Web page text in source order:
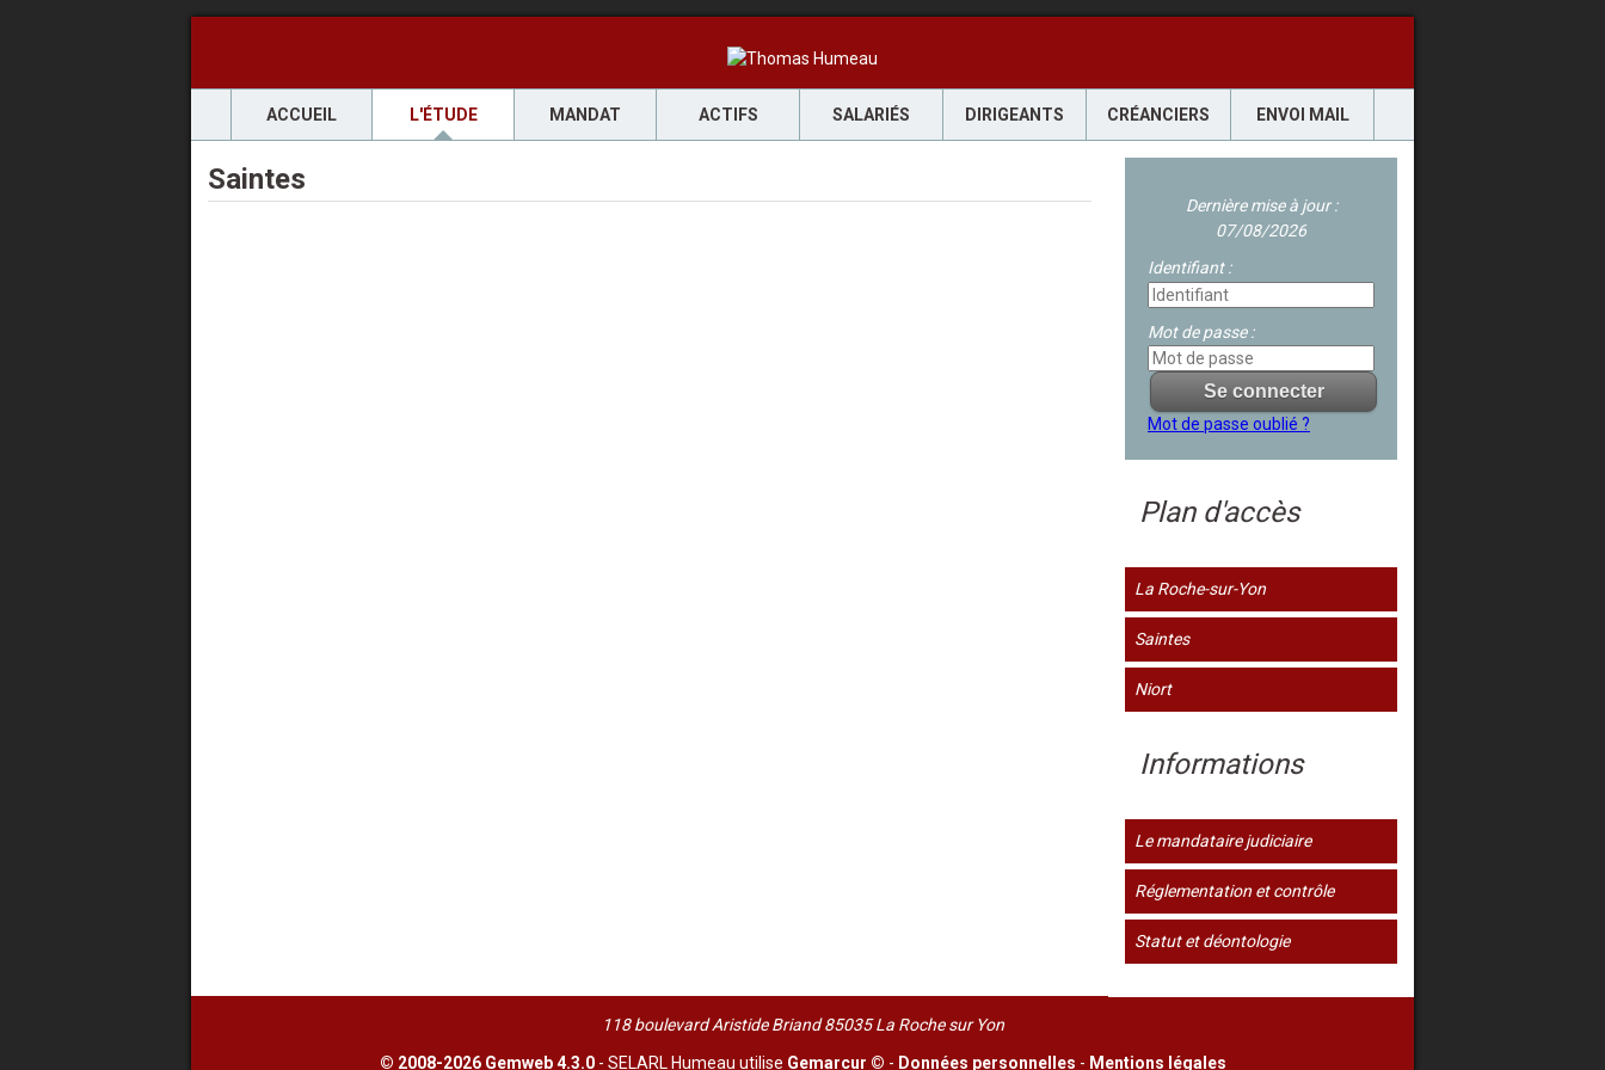
ACCUEIL L'ÉTUDE MANDAT ACTIFS SALARIÉS DIRIGEANTS CRÉANCIERS ENVOI MAIL
Dernière mise à jour :
07/08/2026
Identifiant :
Mot de passe :
Mot de passe oublié ?
Plan d'accès
La Roche-sur-Yon
Saintes
Niort
Informations
Le mandataire judiciaire
Réglementation et contrôle
Statut et déontologie
Saintes
118 boulevard Aristide Briand 85035 La Roche sur Yon
© 2008-2026 Gemweb 4.3.0- SELARL Humeau utilise Gemarcur © - Données personnelles - Mentions légales